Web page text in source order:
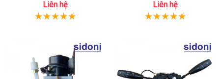
Liên hệ Liên hệ